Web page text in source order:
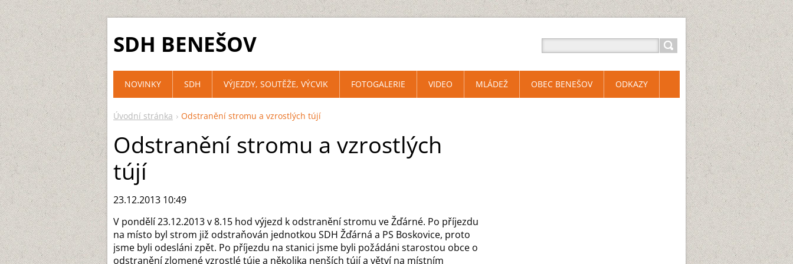
SDH BENEŠOV
Úvodní stránka Odstranění stromu a vzrostlých tújí
Odstranění stromu a vzrostlých
tújí
23.12.2013 10:49
V pondělí 23.12.2013 v 8.15 hod výjezd k odstranění stromu ve Žďárné. Po příjezdu
na místo byl strom již odstraňován jednotkou SDH Žďárná a PS Boskovice, proto
jsme byli odesláni zpět. Po příjezdu na stanici jsme byli požádáni starostou obce o
odstranění zlomené vzrostlé túje a několika nenších tújí a větví na místním
NOVINKY SDH VÝJEZDY, SOUTĚŽE, VÝCVIK FOTOGALERIE VIDEO MLÁDEŽ OBEC BENEŠOV ODKAZY